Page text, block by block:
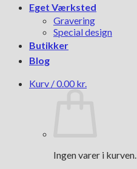
Eget Værksted
Gravering
Special design
Butikker
Blog
Kurv /0.00 kr.
Ingen varer i kurven.